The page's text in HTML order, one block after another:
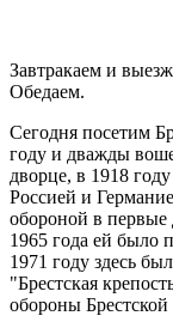
Завтракаем и
Обедаем.
Сегодня посетим
году и дважды
дворце, в 1918
Россией и
обороной в
1965 года ей было
1971 году здесь
"Брестская
обороны Брестской